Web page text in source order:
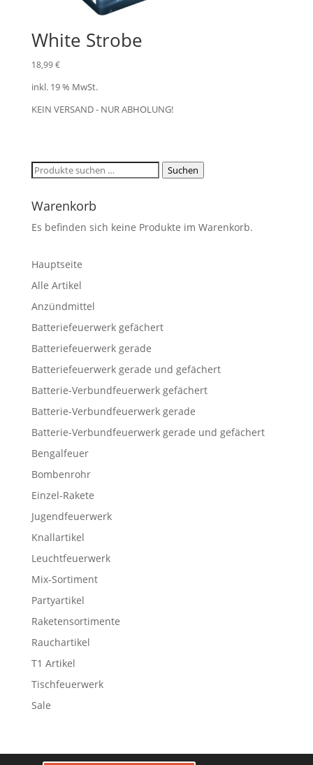
White Strobe
18,99€
inkl. 19 % MwSt.
KEIN VERSAND - NUR ABHOLUNG!
Suchen
Suchen
Warenkorb
Es befinden sich keine Produkte im Warenkorb.
Hauptseite
Alle Artikel
Anzündmittel
Batteriefeuerwerk gefächert
Batteriefeuerwerk gerade
Batteriefeuerwerk gerade und gefächert
Batterie-Verbundfeuerwerk gefächert
Batterie-Verbundfeuerwerk gerade
Batterie-Verbundfeuerwerk gerade und gefächert
Bengalfeuer
Bombenrohr
Einzel-Rakete
Jugendfeuerwerk
Knallartikel
Leuchtfeuerwerk
Mix-Sortiment
Partyartikel
Raketensortimente
Rauchartikel
T1 Artikel
Tischfeuerwerk
Sale